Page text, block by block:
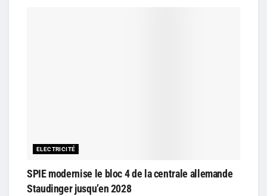
ELECTRICITÉ
SPIE modernise le bloc 4 de la centrale allemande
Staudinger jusqu’en 2028